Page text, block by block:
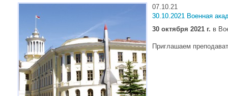
07.10.21
30.10.2021 Военная
30 октября 2021 г. в
Приглашаем